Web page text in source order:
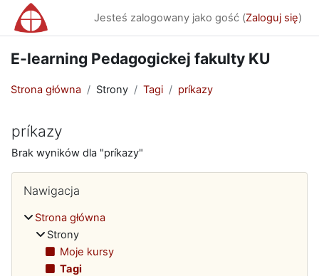
Przejdź do głównej zawartości
Jesteś zalogowany jako gość (Zaloguj się)
E-learning Pedagogickej fakulty KU
Strona główna Strony Tagi príkazy
príkazy
Brak wyników dla "príkazy"
Bloki
Nawigacja
Strona główna
Strony
Moje kursy
Tagi